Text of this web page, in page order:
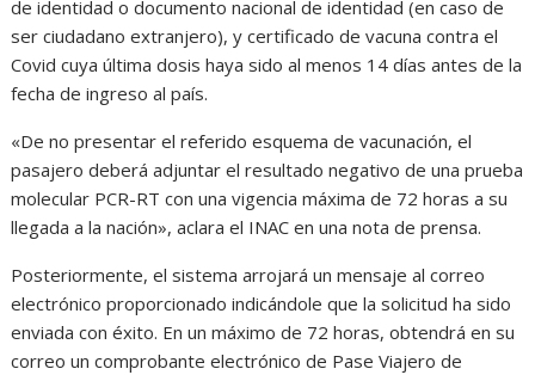
de identidad o documento nacional de identidad (en caso de
ser ciudadano extranjero), y certificado de vacuna contra el
Covid cuya última dosis haya sido al menos 14 días antes de la
fecha de ingreso al país.
«De no presentar el referido esquema de vacunación, el
pasajero deberá adjuntar el resultado negativo de una prueba
molecular PCR-RT con una vigencia máxima de 72 horas a su
llegada a la nación», aclara el INAC en una nota de prensa.
Posteriormente, el sistema arrojará un mensaje al correo
electrónico proporcionado indicándole que la solicitud ha sido
enviada con éxito. En un máximo de 72 horas, obtendrá en su
correo un comprobante electrónico de Pase Viajero de